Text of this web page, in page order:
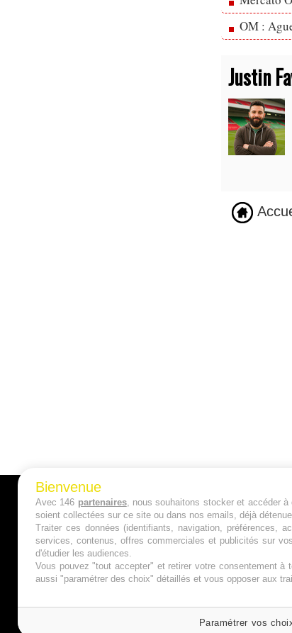
OM :
Justin
A PROPOS
Qui sommes nous ?
Mentions Légales
Politique de Cookies
Bienvenue
Avec 146 partenaires, nous souhaitons stocker et accéder
soient collectées sur ce site ou dans nos emails, déjà
Traiter ces données (identifiants, navigation, préférences,
services, contenus, offres commerciales et publicités sur
d'étudier les audiences.
Vous pouvez "tout accepter" et retirer votre consentement
aussi "paramétrer des choix" détaillés et vous opposer aux
Paramétrer vos